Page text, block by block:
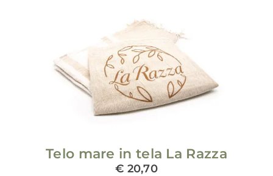
ADD TO CART / DETAILS
Telo mare in tela La Razza
€ 20,70